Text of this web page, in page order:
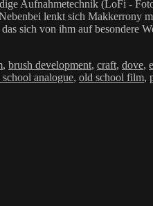
Aufnahmetechnik (LoFi -
lenkt sich Makkerrony
sich von ihm auf besondere
, brush development, craft, dove,
analogue, old school film,